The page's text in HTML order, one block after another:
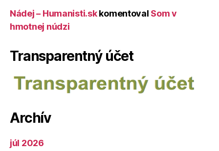
Nádej – Humanisti.skkomentoval Som v
hmotnej núdzi
Transparentný účet
Archív
júl 2026